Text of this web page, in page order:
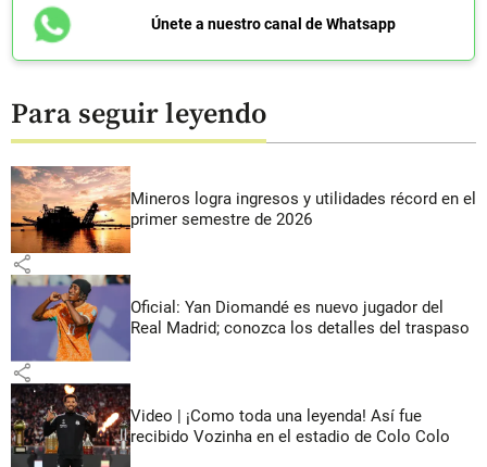
Únete a nuestro canal de Whatsapp
Para seguir leyendo
Mineros logra ingresos y utilidades récord en el
primer semestre de 2026
share
Oficial: Yan Diomandé es nuevo jugador del
Real Madrid; conozca los detalles del traspaso
share
Video | ¡Como toda una leyenda! Así fue
recibido Vozinha en el estadio de Colo Colo